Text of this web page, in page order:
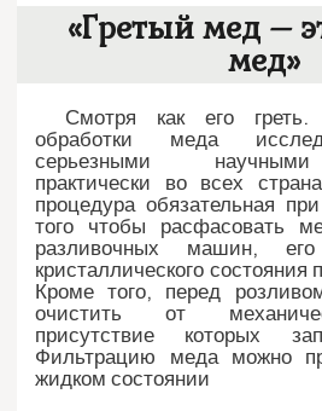
«Гретый мед –
мед»
Смотря как его греть.
обработки меда
серьезными
практически во всех
процедура обязательная
того чтобы расфасовать
разливочных машин,
кристаллического состояния
Кроме того, перед
очистить от
присутствие которых
Фильтрацию меда можно
жидком состоянии